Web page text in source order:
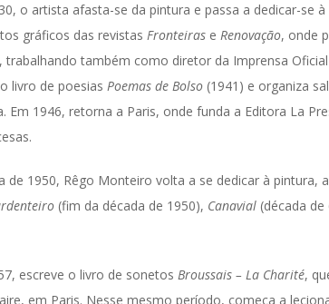
o artista afasta-se da pintura e passa a dedicar-se
gráficos das revistas Fronteiras e Renovação, onde
trabalhando também como diretor da Imprensa
livro de poesias Poemas de Bolso (1941) e organiza
Em 1946, retorna a Paris, onde funda a Editora La
de 1950, Rêgo Monteiro volta a se dedicar à pintura,
(fim da década de 1950), Canavial (década
escreve o livro de sonetos Broussais – La Charité,
em Paris. Nesse mesmo período, começa a